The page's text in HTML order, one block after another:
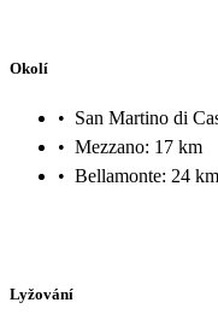
Okolí
• San Martino di
• Mezzano: 17 km
• Bellamonte: 24 km
Lyžování